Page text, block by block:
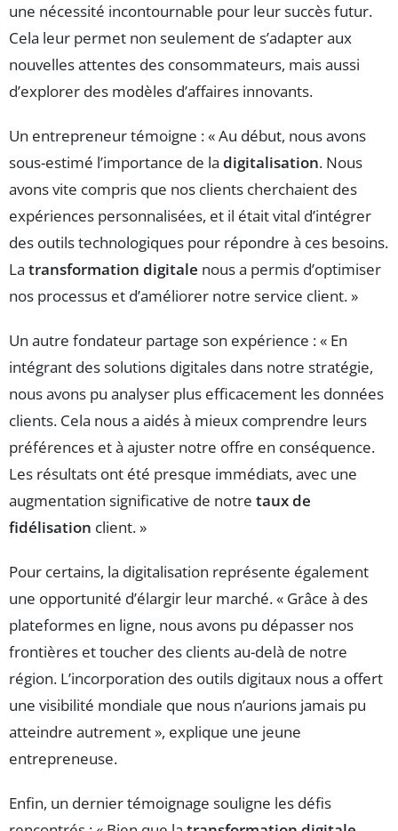
une nécessité incontournable pour leur succès futur.
Cela leur permet non seulement de s’adapter aux
nouvelles attentes des consommateurs, mais aussi
d’explorer des modèles d’affaires innovants.
Un entrepreneur témoigne : « Au début, nous avons
sous-estimé l’importance de la digitalisation. Nous
avons vite compris que nos clients cherchaient des
expériences personnalisées, et il était vital d’intégrer
des outils technologiques pour répondre à ces besoins.
La transformation digitale nous a permis d’optimiser
nos processus et d’améliorer notre service client. »
Un autre fondateur partage son expérience : « En
intégrant des solutions digitales dans notre stratégie,
nous avons pu analyser plus efficacement les données
clients. Cela nous a aidés à mieux comprendre leurs
préférences et à ajuster notre offre en conséquence.
Les résultats ont été presque immédiats, avec une
augmentation significative de notre taux de
fidélisation client. »
Pour certains, la digitalisation représente également
une opportunité d’élargir leur marché. « Grâce à des
plateformes en ligne, nous avons pu dépasser nos
frontières et toucher des clients au-delà de notre
région. L’incorporation des outils digitaux nous a offert
une visibilité mondiale que nous n’aurions jamais pu
atteindre autrement », explique une jeune
entrepreneuse.
Enfin, un dernier témoignage souligne les défis